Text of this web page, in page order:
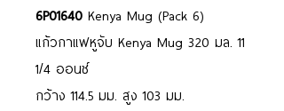
6P01640 Kenya Mug (Pack 6)
แก้วกาแฟหูจับ Kenya Mug 320 มล. 11
1/4 ออนซ์
กว้าง 114.5 มม. สูง 103 มม.